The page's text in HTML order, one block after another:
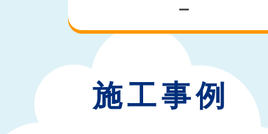
ー
施工事例